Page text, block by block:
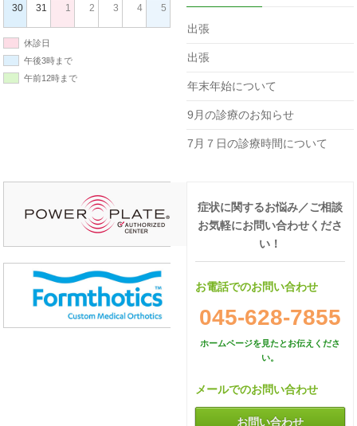
30 31 1 2 3 4 5
休診日
午後3時まで
午前12時まで
出張
出張
年末年始について
9月の診療のお知らせ
7月７日の診療時間について
症状に関するお悩み／ご相談
お気軽にお問い合わせくださ
い！
お電話でのお問い合わせ
045-628-7855
ホームページを見たとお伝えくださ
い。
メールでのお問い合わせ
お問い合わせ